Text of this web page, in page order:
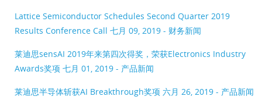
Lattice Semiconductor Schedules Second Quarter 2019
Results Conference Call 七月 09, 2019 - 财务新闻
莱迪思sensAI 2019年来第四次得奖，荣获Electronics Industry
Awards奖项 七月 01, 2019 - 产品新闻
莱迪思半导体斩获AI Breakthrough奖项 六月 26, 2019 - 产品新闻